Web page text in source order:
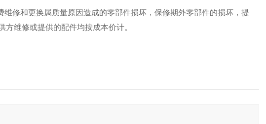
修和更换属质量原因造成的零部件损坏，保修期外零部件的损坏，提
维修或提供的配件均按成本价计。